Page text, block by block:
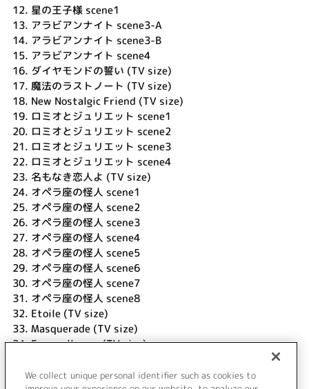
12. 星の王子様 scene1
13. アラビアンナイト scene3-A
14. アラビアンナイト scene3-B
15. アラビアンナイト scene4
16. ダイヤモンドの誓い (TV size)
17. 魔法のラストノート (TV size)
18. New Nostalgic Friend (TV size)
19. ロミオとジュリエット scene1
20. ロミオとジュリエット scene2
21. ロミオとジュリエット scene3
22. ロミオとジュリエット scene4
23. 名もなき恋人よ (TV size)
24. オペラ座の怪人 scene1
25. オペラ座の怪人 scene2
26. オペラ座の怪人 scene3
27. オペラ座の怪人 scene4
28. オペラ座の怪人 scene5
29. オペラ座の怪人 scene6
30. オペラ座の怪人 scene7
31. オペラ座の怪人 scene8
32. Etoile (TV size)
33. Masquerade (TV size)
34.Farewell song (TV size)
36.トゥ・オブ・アス (TV size)
We collect unique personal identifier such as cookies to